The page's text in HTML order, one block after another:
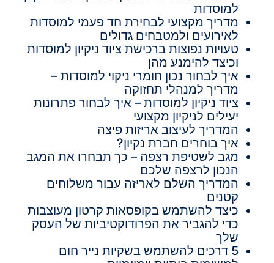
למוסדות
מדריך מקצועי לבחירת חד פעמי למוסדות
לאירועים ולמטבחים גדולים
טעויות נפוצות ברכישת ציוד ניקיון למוסדות
וכיצד להימנע מהן
איך לבחור נכון חומרי ניקוי למוסדות –
מדריך למנהלי תחזוקה
ציוד ניקיון למוסדות – איך לבחור פתרונות
יעילים לניקיון מקצועי
המדריך לעיצוב אריזות פיצה
איך בוחרים חברת נקיון?
מגב לשטיפת רצפה – כך תבחרו את המגב
הנכון לרצפה שלכם
המדריך השלם לאריזה עבור משלוחים
קטנים
כיצד להשתמש בקופסאות קרטון מעוצבות
כדי להגביר את הפרודוקטיביות של העסק
שלך
5 דרכים להשתמש בשקיות נייר חום